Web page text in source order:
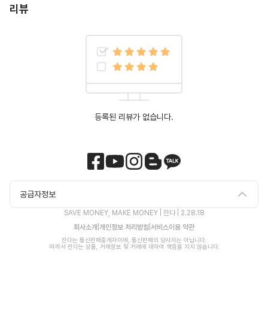
리뷰
등록된 리뷰가 없습니다.
공급자정보
SAVE MONEY, MAKE MONEY | 잔다 |
2.28.18
회사소개 개인정보 처리방침 서비스이용 약관
잔다는 통신판매중개자이며, 통신판매의 당사자는 아닙니다.
따라서 잔다는 상품, 거래정보 및 거래에 대하여 책임을 지지 않습니다.